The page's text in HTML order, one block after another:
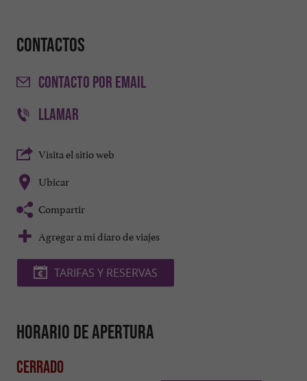
Contactos
CONTACTO POR EMAIL
LLAMAR
Visita el sitio web
Ubicar
Compartir
Agregar a mi diaro de viajes
TARIFAS Y RESERVAS
Horario de apertura
Cerrado